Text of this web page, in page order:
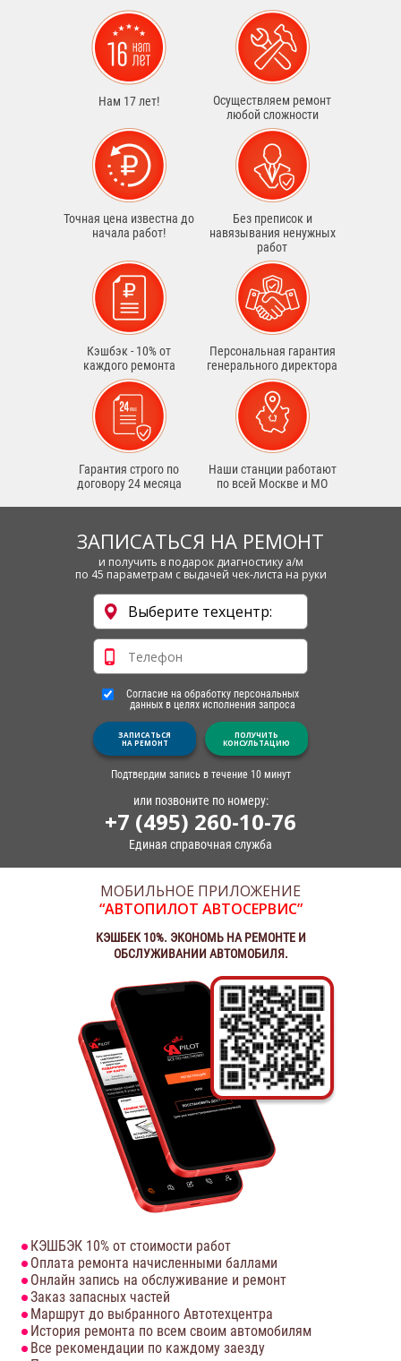
Нам 17 лет!
Осуществляем ремонт
любой сложности
Точная цена известна до
начала работ!
Без преписок и
навязывания ненужных
работ
Кэшбэк - 10% от
каждого ремонта
Персональная гарантия
генерального директора
Гарантия строго по
договору 24 месяца
Наши станции работают
по всей Москве и МО
ЗАПИСАТЬСЯ НА РЕМОНТ
и получить в подарок диагностику а/м
по 45 параметрам с выдачей чек-листа на руки
Согласие на обработку персональных
данных в целях исполнения запроса
ЗАПИСАТЬСЯ
НА РЕМОНТ
ПОЛУЧИТЬ
КОНСУЛЬТАЦИЮ
Подтвердим запись в течение 10 минут
или позвоните по номеру:
+7 (495) 260-10-76
Единая справочная служба
МОБИЛЬНОЕ ПРИЛОЖЕНИЕ
“АВТОПИЛОТ АВТОСЕРВИС”
КЭШБЕК 10%. ЭКОНОМЬ НА РЕМОНТЕ И
ОБСЛУЖИВАНИИ АВТОМОБИЛЯ.
КЭШБЭК 10% от стоимости работ
Оплата ремонта начисленными баллами
Онлайн запись на обслуживание и ремонт
Заказ запасных частей
Маршрут до выбранного Автотехцентра
История ремонта по всем своим автомобилям
Все рекомендации по каждому заезду